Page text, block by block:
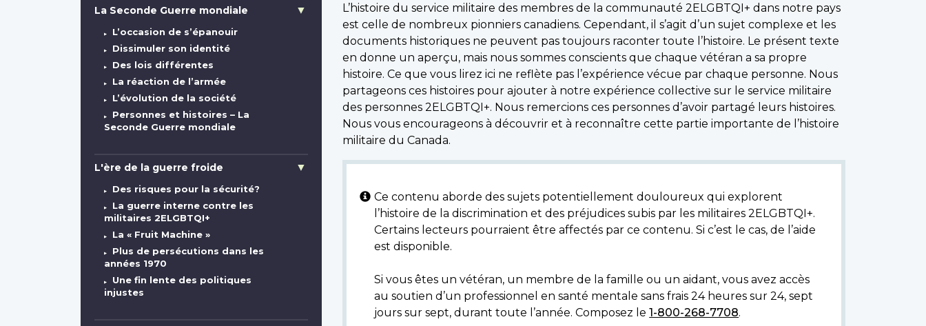
La Seconde Guerre mondiale
L’occasion de s’épanouir
Dissimuler son identité
Des lois différentes
La réaction de l’armée
L’évolution de la société
Personnes et histoires – La
Seconde Guerre mondiale
L'ère de la guerre froide
Des risques pour la sécurité?
La guerre interne contre les
militaires 2ELGBTQI+
La « Fruit Machine »
Plus de persécutions dans les
années 1970
Une fin lente des politiques
injustes
L’histoire du service militaire des membres de la communauté 2ELGBTQI+ dans notre pays
est celle de nombreux pionniers canadiens. Cependant, il s’agit d’un sujet complexe et les
documents historiques ne peuvent pas toujours raconter toute l’histoire. Le présent texte
en donne un aperçu, mais nous sommes conscients que chaque vétéran a sa propre
histoire. Ce que vous lirez ici ne reflète pas l’expérience vécue par chaque personne. Nous
partageons ces histoires pour ajouter à notre expérience collective sur le service militaire
des personnes 2ELGBTQI+. Nous remercions ces personnes d’avoir partagé leurs histoires.
Nous vous encourageons à découvrir et à reconnaître cette partie importante de l’histoire
militaire du Canada.
Ce contenu aborde des sujets potentiellement douloureux qui explorent
l’histoire de la discrimination et des préjudices subis par les militaires 2ELGBTQI+.
Certains lecteurs pourraient être affectés par ce contenu. Si c’est le cas, de l’aide
est disponible.
Si vous êtes un vétéran, un membre de la famille ou un aidant, vous avez accès
au soutien d’un professionnel en santé mentale sans frais 24 heures sur 24, sept
jours sur sept, durant toute l’année. Composez le1-800-268-7708.